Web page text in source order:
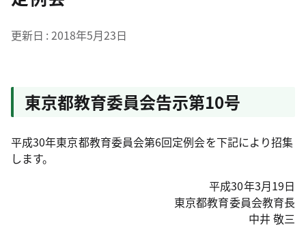
更新日 2018年5月23日
東京都教育委員会告示第10号
平成30年東京都教育委員会第6回定例会を下記により招集
します。
平成30年3月19日
東京都教育委員会教育長
中井 敬三